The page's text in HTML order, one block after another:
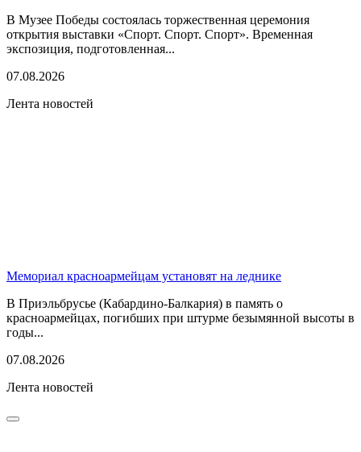
В Музее Победы состоялась торжественная церемония
открытия выставки «Спорт. Спорт. Спорт». Временная
экспозиция, подготовленная...
07.08.2026
Лента новостей
Мемориал красноармейцам установят на леднике
В Приэльбрусье (Кабардино-Балкария) в память о
красноармейцах, погибших при штурме безымянной высоты в
годы...
07.08.2026
Лента новостей